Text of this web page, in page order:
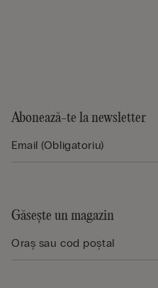
Abonează-te la newsletter
Găsește un magazin